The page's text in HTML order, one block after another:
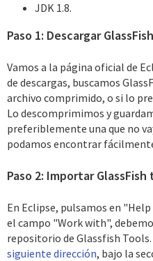
JDK 1.8.
Paso 1: Descargar GlassFish
Vamos a la página oficial de
de descargas, buscamos
archivo comprimido, o si lo
Lo descomprimimos y
preferiblemente una que no
podamos encontrar
Paso 2: Importar GlassFish
En Eclipse, pulsamos en
el campo "Work with",
repositorio de Glassfish
siguiente dirección, bajo la